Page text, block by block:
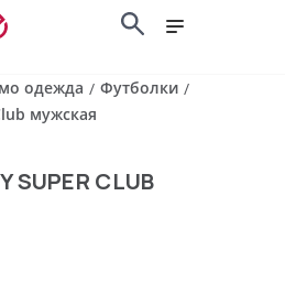
одежда / Футболки /
мужская
CLUB